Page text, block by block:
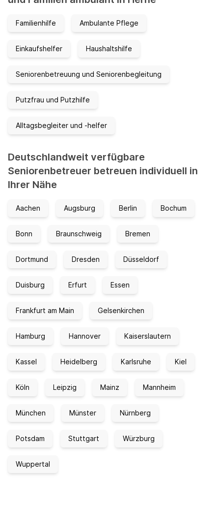
Familienhilfe Ambulante Pflege
Einkaufshelfer Haushaltshilfe
Seniorenbetreuung und Seniorenbegleitung
Putzfrau und Putzhilfe
Alltagsbegleiter und -helfer
Deutschlandweit verfügbare
Seniorenbetreuer betreuen individuell in
Ihrer Nähe
Aachen Augsburg Berlin Bochum
Bonn Braunschweig Bremen
Dortmund Dresden Düsseldorf
Duisburg Erfurt Essen
Frankfurt am Main Gelsenkirchen
Hamburg Hannover Kaiserslautern
Kassel Heidelberg Karlsruhe Kiel
Köln Leipzig Mainz Mannheim
München Münster Nürnberg
Potsdam Stuttgart Würzburg
Wuppertal